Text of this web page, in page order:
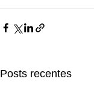
Posts recentes